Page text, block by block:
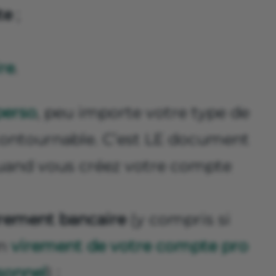
;
.
, peu importe votre type de
C’est LE document
vous créez votre compte
bancaire (y compris si
virement de votre compte pro